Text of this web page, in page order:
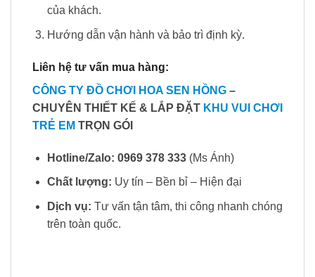
của khách.
Hướng dẫn vận hành và bảo trì định kỳ.
Liên hệ tư vấn mua hàng:
CÔNG TY ĐỒ CHƠI HOA SEN HỒNG –
CHUYÊN THIẾT KẾ & LẮP ĐẶT KHU VUI CHƠI
TRẺ EM TRỌN GÓI
Hotline/Zalo: 0969 378 333(Ms Ánh)
Chất lượng: Uy tín – Bền bỉ – Hiện đại
Dịch vụ: Tư vấn tận tâm, thi công nhanh chóng
trên toàn quốc.